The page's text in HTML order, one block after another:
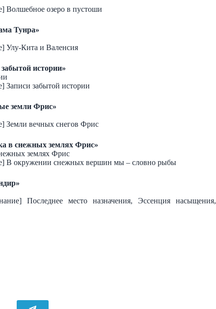
Волшебное озеро в пустоши
Тунра»
Улу-Кита и Валенсия
истории»
Записи забытой истории
земли Фрис»
Земли вечных снегов Фрис
в снежных землях Фрис»
землях Фрис
В окружении снежных вершин мы – словно рыбы
Последнее место назначения, Эссенция насыщения,